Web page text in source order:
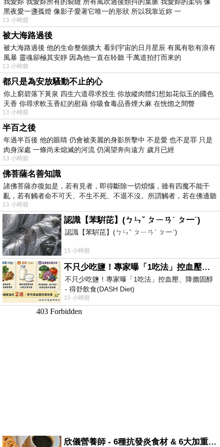
黑夜愛一盞孤燈 像影子愛著它唯一的形狀 所以我靠近妳 一
13 小時前
被大海路過後
被大海路過後 他的生命整個擴大 看到宇宙的日月星辰 有風有歌有浪有
風暴 靈魂卻極其安靜 因為他一直在聆聽 千萬道拍打而來的
13 小時前
都只是為安放騷動不止的心
你上窮碧落下黃泉 四生六道尋求投生 你放縱肉體幻想如花似玉的國色
天香 你尋求軟玉香紅的慰藉 你吸食毒品香煙大麻 在恍惚之間瞥
13 小時前
半百之後
年過半百後 他的眼睛 仍會被美麗的身影所擊中 不是愛 也不是罪 只是
肉身深處 一條尚未熄滅的河流 仍渴望奔向遠方 歲月已經
13 小時前
佛菩薩名善知識
諸佛菩薩亦復如是，若有見者，即得斷除一切煩惱，雖有四魔不能干
亂，若有觸者命不可夭、不生不死、不退不沒。所謂觸者，若在佛邊聽
受
13 小時前
認識【苯騈芘】(ㄅㄣˇ ㄆㄧㄢˊ ㄆ一ˊ)
認識【苯騈芘】(ㄅㄣˇ ㄆㄧㄢˊ ㄆ一ˊ)
15 小時前
不只少吃鹽！專家曝「1吃法」控血壓、降膽固醇 - 得舒飲食(DASH Diet)
不只少吃鹽！專家曝「1吃法」控血壓、降膽固醇
- 得舒飲食(DASH Diet)
https://www.facebook.com/dietitiansophia/posts/
15 小時前
欣儀營養師 - 6種抗發炎食材 & 6大加重慢性發炎的飲食習慣